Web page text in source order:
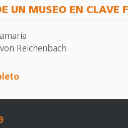
UN MUSEO EN CLAVE
Reichenbach